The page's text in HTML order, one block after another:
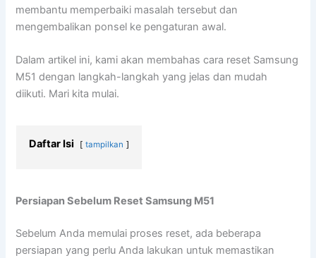
membantu memperbaiki masalah tersebut dan
mengembalikan ponsel ke pengaturan awal.
Dalam artikel ini, kami akan membahas cara reset Samsung
M51 dengan langkah-langkah yang jelas dan mudah
diikuti. Mari kita mulai.
Daftar Isi tampilkan
Persiapan Sebelum Reset Samsung M51
Sebelum Anda memulai proses reset, ada beberapa
persiapan yang perlu Anda lakukan untuk memastikan